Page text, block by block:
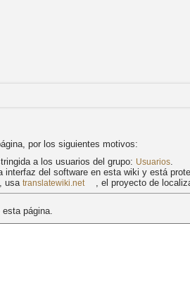
por los siguientes motivos:
a los usuarios del grupo: Usuarios.
interfaz del software en esta wiki y está
usa translatewiki.net , el proyecto de
página.